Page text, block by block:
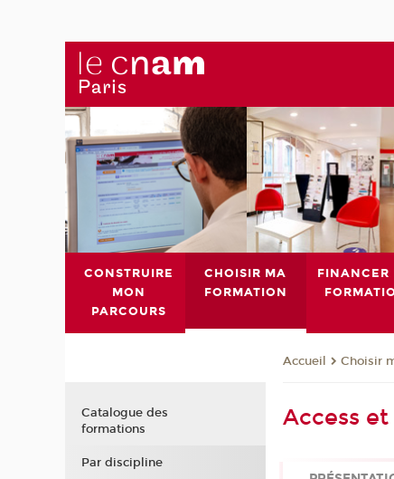
CONSTRUIRE
MON
PARCOURS
CHOISIR MA
FORMATION
FINANCER
Accueil Choisir
Access
Catalogue des
formations
Par discipline